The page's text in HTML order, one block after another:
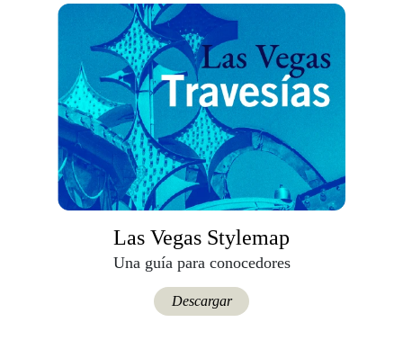
Las Vegas Stylemap
Una guía para conocedores
Descargar